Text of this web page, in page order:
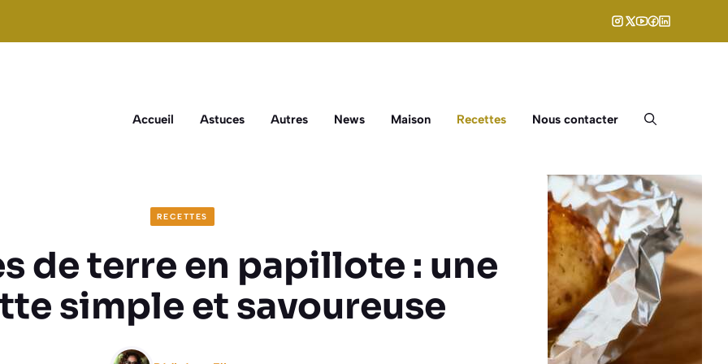
Accueil Astuces Autres News Maison Recettes Nous contacter
RECETTES
de terre en papillote : une
simple et savoureuse